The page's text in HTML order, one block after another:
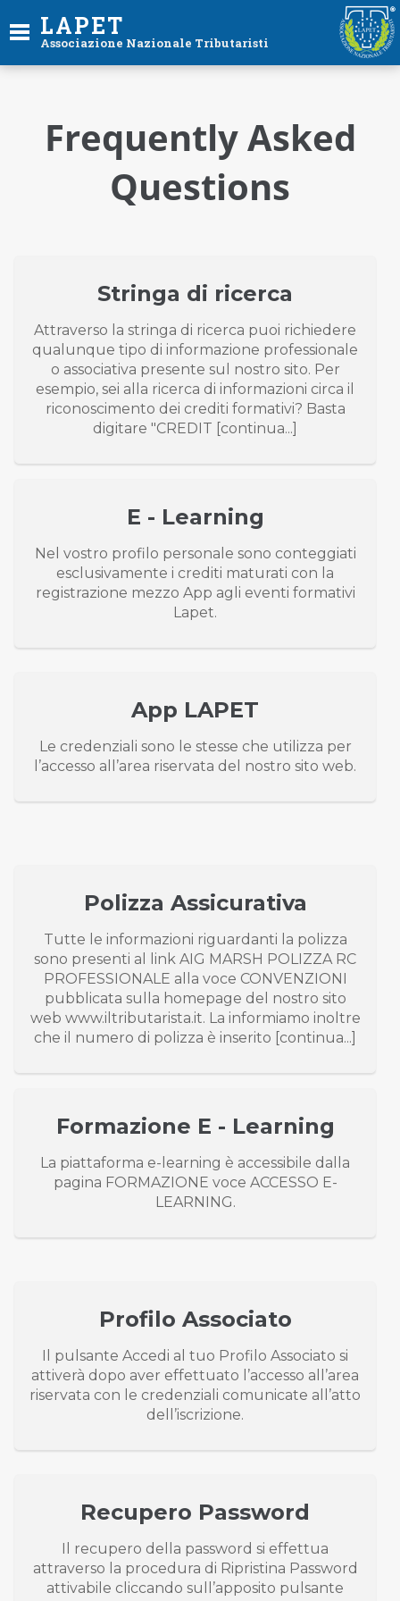
LAPET
Associazione Nazionale Tributaristi
Frequently Asked
Questions
Stringa di ricerca
Attraverso la stringa di ricerca puoi richiedere
qualunque tipo di informazione professionale
o associativa presente sul nostro sito. Per
esempio, sei alla ricerca di informazioni circa il
riconoscimento dei crediti formativi? Basta
digitare "CREDIT [continua...]
E - Learning
Nel vostro profilo personale sono conteggiati
esclusivamente i crediti maturati con la
registrazione mezzo App agli eventi formativi
Lapet.
App LAPET
Le credenziali sono le stesse che utilizza per
l’accesso all’area riservata del nostro sito web.
Polizza Assicurativa
Tutte le informazioni riguardanti la polizza
sono presenti al link AIG MARSH POLIZZA RC
PROFESSIONALE alla voce CONVENZIONI
pubblicata sulla homepage del nostro sito
web www.iltributarista.it. La informiamo inoltre
che il numero di polizza è inserito [continua...]
Formazione E - Learning
La piattaforma e-learning è accessibile dalla
pagina FORMAZIONE voce ACCESSO E-
LEARNING.
Profilo Associato
Il pulsante Accedi al tuo Profilo Associato si
attiverà dopo aver effettuato l’accesso all’area
riservata con le credenziali comunicate all’atto
dell’iscrizione.
Recupero Password
Il recupero della password si effettua
attraverso la procedura di Ripristina Password
attivabile cliccando sull’apposito pulsante